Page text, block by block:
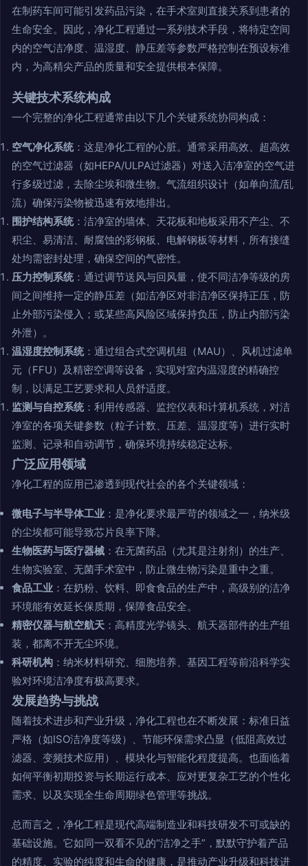
在制药车间可能引发药品污染，在手术室则直接关系到患者的
生命安全。因此，净化工程通过一系列技术手段，将特定空间
内的空气洁净度、温湿度、静压差等参数严格控制在预设标准
内，为高精尖产品的质量和安全提供根本保障。
关键技术系统构成
一个完整的净化工程通常由以下几个关键系统协同构成：
空气净化系统：这是净化工程的心脏。通常采用高效、超高效
的空气过滤器（如HEPA/ULPA过滤器）对送入洁净室的空气进
行多级过滤，去除尘埃和微生物。气流组织设计（如单向流/乱
流）确保污染物被迅速有效地排出。
围护结构系统：洁净室的墙体、天花板和地板采用不产尘、不
积尘、易清洁、耐腐蚀的彩钢板、电解钢板等材料，所有接缝
处均需密封处理，确保空间的气密性。
压力控制系统：通过调节送风与回风量，使不同洁净等级的房
间之间维持一定的静压差（如洁净区对非洁净区保持正压，防
止外部污染侵入；或某些高风险区域保持负压，防止内部污染
外泄）。
温湿度控制系统：通过组合式空调机组（MAU）、风机过滤单
元（FFU）及精密空调等设备，实现对室内温湿度的精确控
制，以满足工艺要求和人员舒适度。
监测与自控系统：利用传感器、监控仪表和计算机系统，对洁
净室的各项关键参数（粒子计数、压差、温湿度等）进行实时
监测、记录和自动调节，确保环境持续稳定达标。
广泛应用领域
净化工程的应用已渗透到现代社会的各个关键领域：
微电子与半导体工业 ：是净化要求最严苛的领域之一，纳米级
的尘埃都可能导致芯片良率下降。
生物医药与医疗器械 ：在无菌药品（尤其是注射剂）的生产、
生物实验室、无菌手术室中，防止微生物污染是重中之重。
食品工业 ：在奶粉、饮料、即食食品的生产中，高级别的洁净
环境能有效延长保质期，保障食品安全。
精密仪器与航空航天 ：高精度光学镜头、航天器部件的生产组
装，都离不开无尘环境。
科研机构 ：纳米材料研究、细胞培养、基因工程等前沿科学实
验对环境洁净度有极高要求。
发展趋势与挑战
随着技术进步和产业升级，净化工程也在不断发展：标准日益
严格（如ISO洁净度等级）、节能环保需求凸显（低阻高效过
滤器、变频技术应用）、模块化与智能化程度提高。也面临着
如何平衡初期投资与长期运行成本、应对更复杂工艺的个性化
需求、以及实现全生命周期绿色管理等挑战。
总而言之，净化工程是现代高端制造业和科技研发不可或缺的
基础设施。它如同一双看不见的“洁净之手”，默默守护着产品
的精度、实验的纯度和生命的健康，是推动产业升级和科技进